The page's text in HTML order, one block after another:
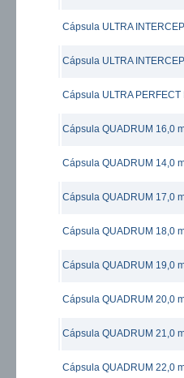
Cápsula ULTRA
Cápsula ULTRA
Cápsula ULTRA
Cápsula QUADRUM 16,0
Cápsula QUADRUM 14,0
Cápsula QUADRUM 17,0
Cápsula QUADRUM 18,0
Cápsula QUADRUM 19,0
Cápsula QUADRUM 20,0
Cápsula QUADRUM 21,0
Cápsula QUADRUM 22,0